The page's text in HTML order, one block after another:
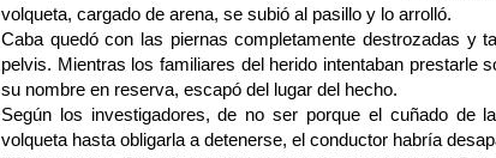
volqueta, cargado de arena, se subió al pasillo y lo arrolló.
Caba quedó con las piernas completamente destrozadas y
pelvis. Mientras los familiares del herido intentaban prestarle
su nombre en reserva, escapó del lugar del hecho.
Según los investigadores, de no ser porque el cuñado de
volqueta hasta obligarla a detenerse, el conductor habría